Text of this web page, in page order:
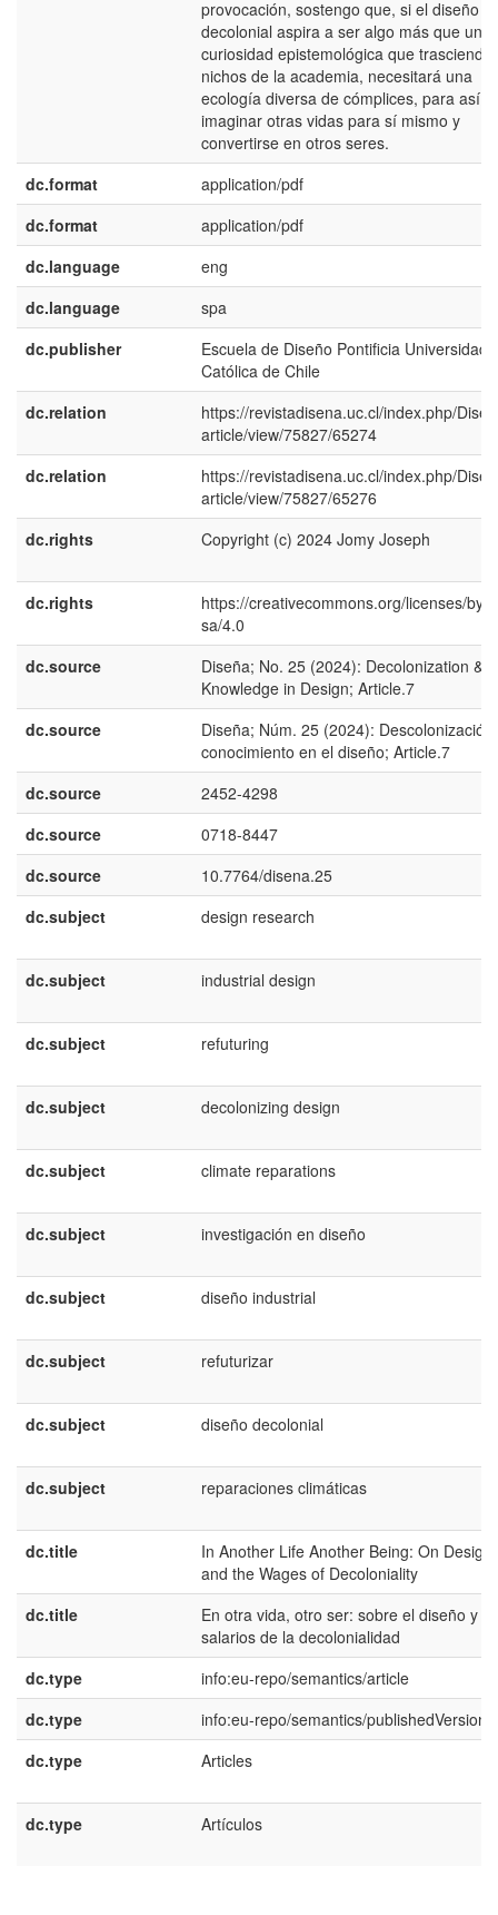
provocación, sostengo que, si el diseño
decolonial aspira a ser algo más que una
curiosidad epistemológica que trascienda
nichos de la academia, necesitará una
ecología diversa de cómplices, para así
imaginar otras vidas para sí mismo y
convertirse en otros seres.
dc.format
application/pdf
dc.format
application/pdf
dc.language
eng
dc.language
spa
dc.publisher
Escuela de Diseño Pontificia Universidad
Católica de Chile
dc.relation
https://revistadisena.uc.cl/index.php/
article/view/75827/65274
dc.relation
https://revistadisena.uc.cl/index.php/
article/view/75827/65276
dc.rights
Copyright (c) 2024 Jomy Joseph
dc.rights
https://creativecommons.org/licenses/by-
sa/4.0
dc.source
Diseña; No. 25 (2024): Decolonization &
Knowledge in Design; Article.7
dc.source
Diseña; Núm. 25 (2024): Descolonización
conocimiento en el diseño; Article.7
dc.source
2452-4298
dc.source
0718-8447
dc.source
10.7764/disena.25
dc.subject
design research
dc.subject industrial design
dc.subject refuturing
dc.subject decolonizing design
dc.subject climate reparations
dc.subject investigación en diseño
dc.subject diseño industrial
dc.subject refuturizar
dc.subject diseño decolonial
dc.subject reparaciones climáticas
dc.title
In Another Life Another Being: On Design
and the Wages of Decoloniality
dc.title
En otra vida, otro ser: sobre el diseño y
salarios de la decolonialidad
dc.type
info:eu-repo/semantics/article
dc.type
info:eu-repo/semantics/publishedVersion
dc.type
Articles
dc.type Artículos